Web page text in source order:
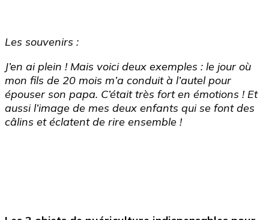
Les souvenirs :
J’en ai plein ! Mais voici deux exemples : le jour où
mon fils de 20 mois m’a conduit à l’autel pour
épouser son papa. C’était très fort en émotions ! Et
aussi l’image de mes deux enfants qui se font des
câlins et éclatent de rire ensemble !